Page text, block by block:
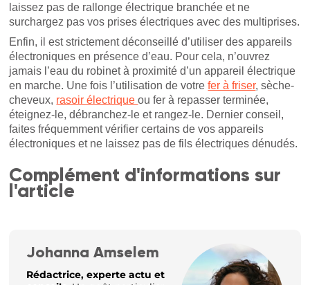
laissez pas de rallonge électrique branchée et ne
surchargez pas vos prises électriques avec des multiprises.
Enfin, il est strictement déconseillé d’utiliser des appareils
électroniques en présence d’eau. Pour cela, n’ouvrez
jamais l’eau du robinet à proximité d’un appareil électrique
en marche. Une fois l’utilisation de votrefer à friser, sèche-
cheveux, rasoir électriqueou fer à repasser terminée,
éteignez-le, débranchez-le et rangez-le. Dernier conseil,
faites fréquemment vérifier certains de vos appareils
électroniques et ne laissez pas de fils électriques dénudés.
Complément d'informations sur
l'article
Johanna Amselem
Rédactrice, experte actu et